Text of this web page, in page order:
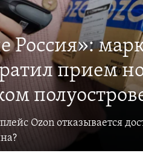
Россия»:
прием
Ozon отказывается